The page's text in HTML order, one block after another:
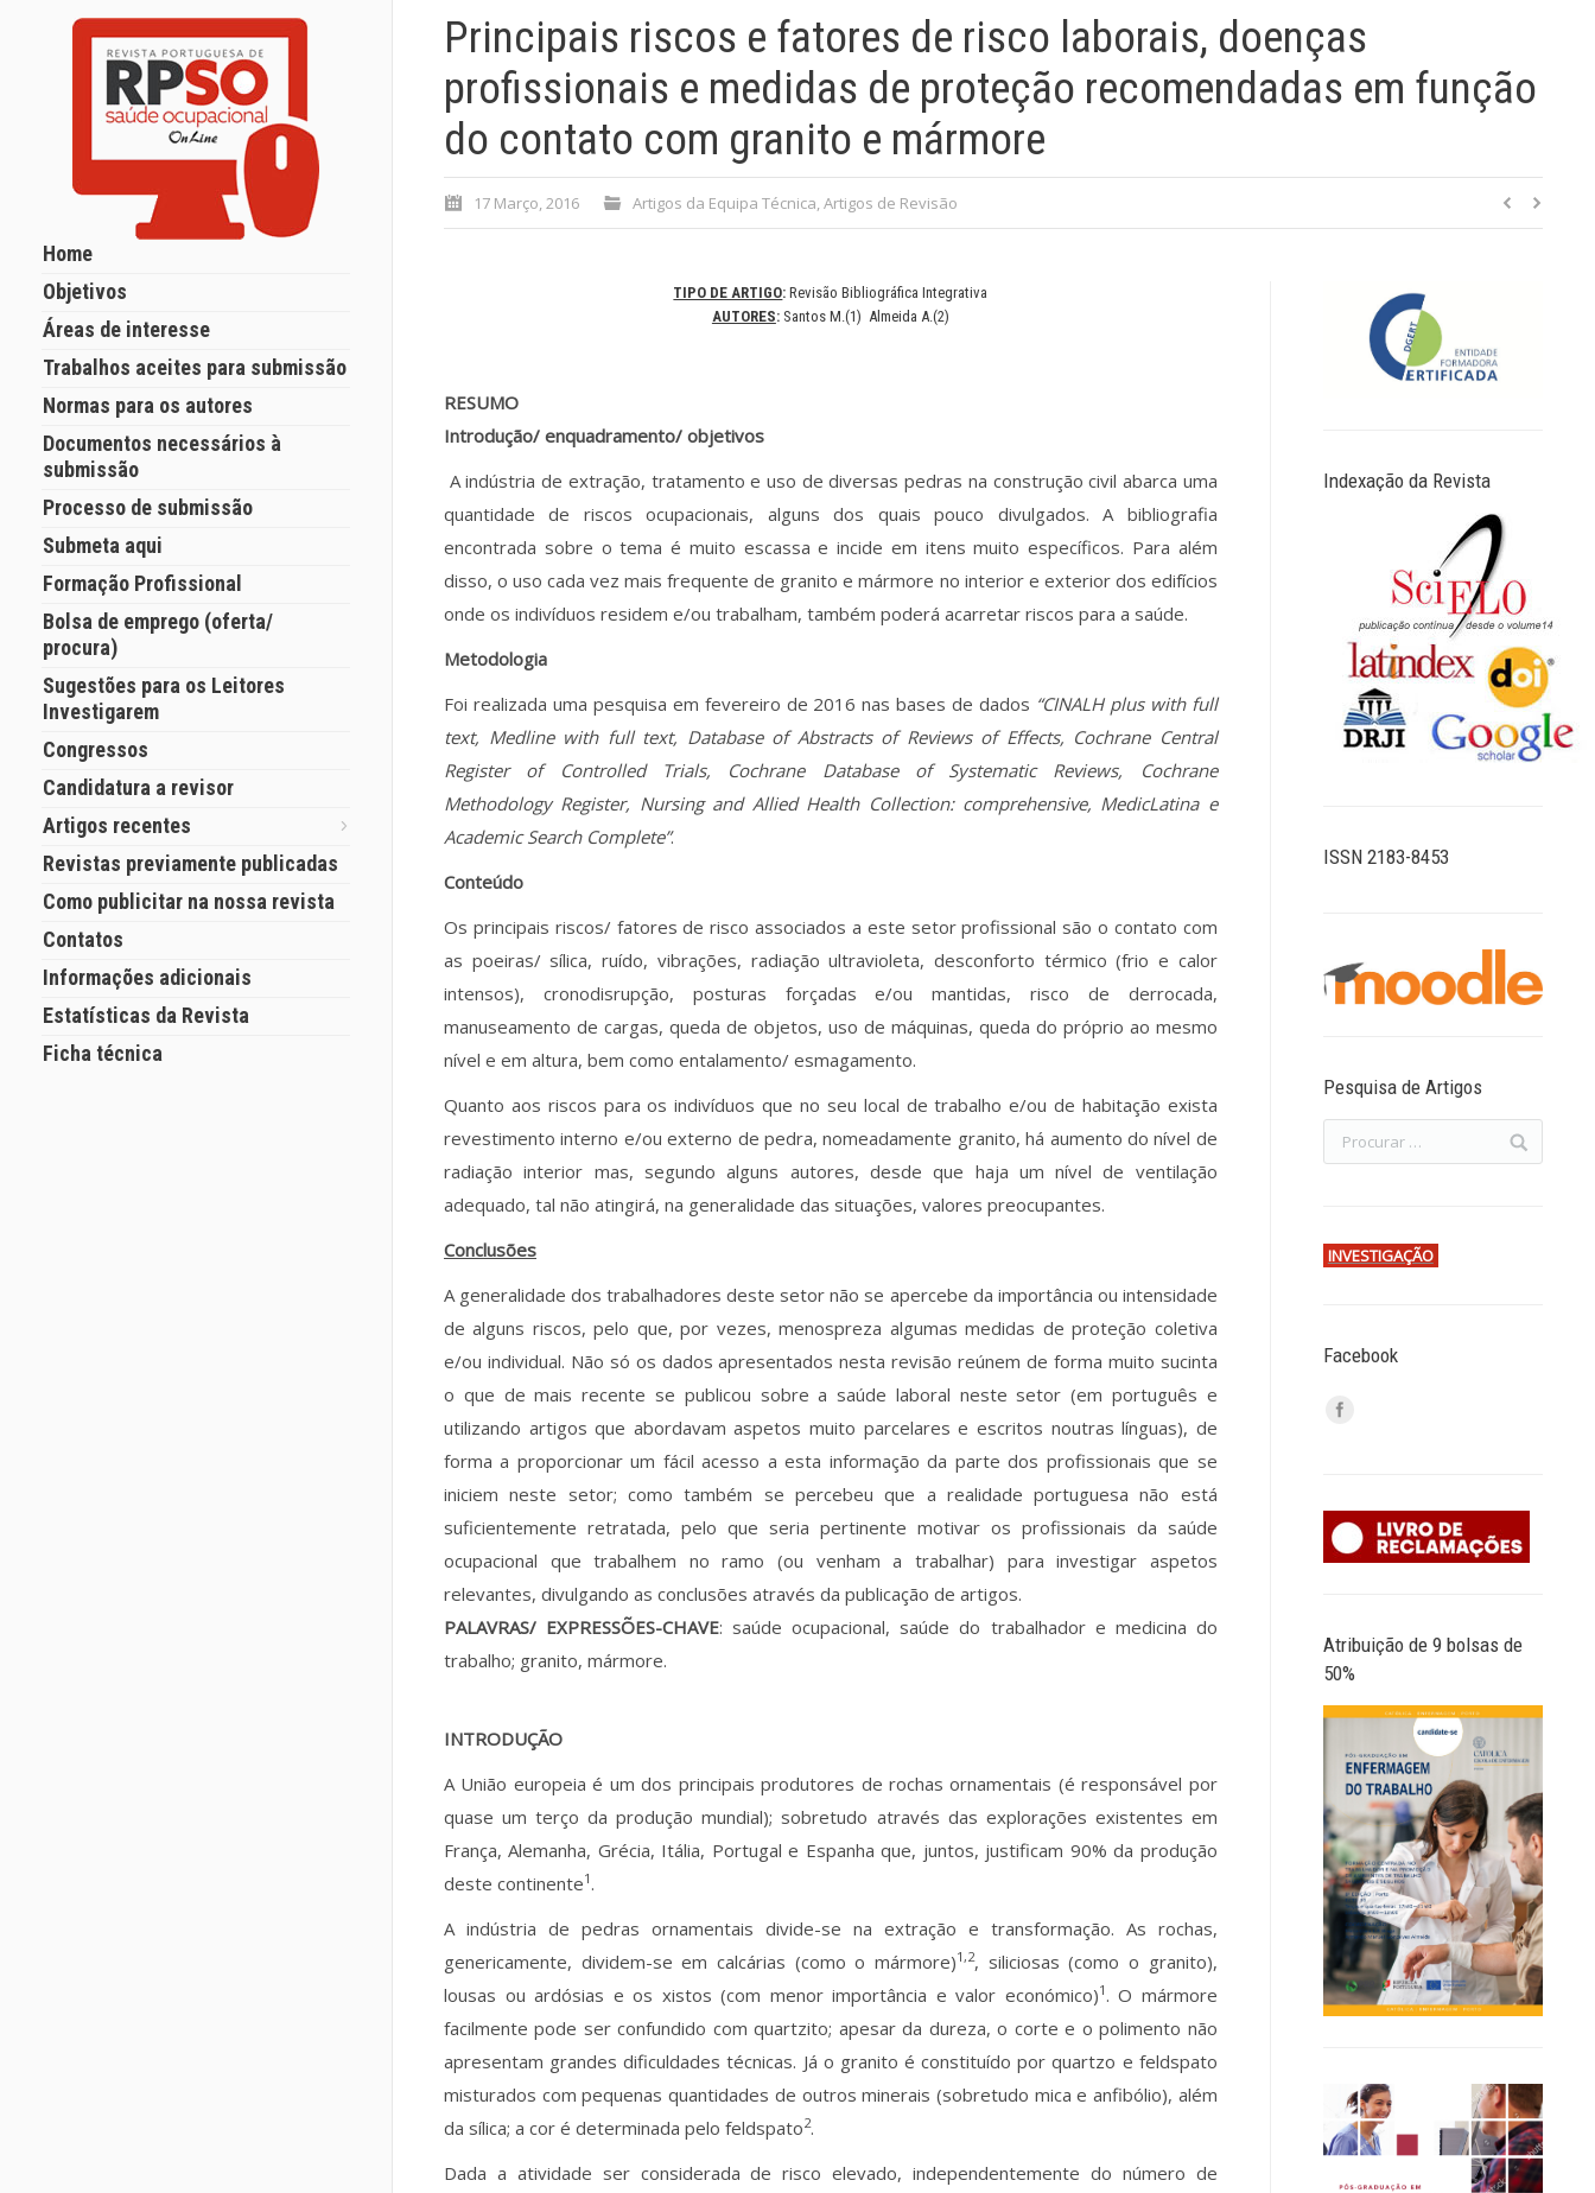
Home
Objetivos
Áreas de interesse
Trabalhos aceites para submissão
Normas para os autores
Documentos necessários à
submissão
Processo de submissão
Submeta aqui
Formação Profissional
Bolsa de emprego (oferta/
procura)
Sugestões para os Leitores
Investigarem
Congressos
Candidatura a revisor
Artigos recentes
Revistas previamente publicadas
Como publicitar na nossa revista
Contatos
Informações adicionais
Estatísticas da Revista
Ficha técnica
Principais riscos e fatores de risco laborais, doenças
profissionais e medidas de proteção recomendadas em função
do contato com granito e mármore
17 Março, 2016 Artigos da Equipa Técnica,Artigos de Revisão
TIPO DE ARTIGO:Revisão Bibliográfica Integrativa
AUTORES: Santos M.(1) Almeida A.(2)
RESUMO
Introdução/ enquadramento/ objetivos
A indústria de extração, tratamento e uso de diversas pedras na construção civil abarca uma
quantidade de riscos ocupacionais, alguns dos quais pouco divulgados. A bibliografia
encontrada sobre o tema é muito escassa e incide em itens muito específicos. Para além
disso, o uso cada vez mais frequente de granito e mármore no interior e exterior dos edifícios
onde os indivíduos residem e/ou trabalham, também poderá acarretar riscos para a saúde.
Metodologia
Foi realizada uma pesquisa em fevereiro de 2016 nas bases de dados “CINALH plus with full
text, Medline with full text, Database of Abstracts of Reviews of Effects, Cochrane Central
Register of Controlled Trials, Cochrane Database of Systematic Reviews, Cochrane
Methodology Register, Nursing and Allied Health Collection: comprehensive, MedicLatina e
Academic Search Complete”.
Conteúdo
Os principais riscos/ fatores de risco associados a este setor profissional são o contato com
as poeiras/ sílica, ruído, vibrações, radiação ultravioleta, desconforto térmico (frio e calor
intensos), cronodisrupção, posturas forçadas e/ou mantidas, risco de derrocada,
manuseamento de cargas, queda de objetos, uso de máquinas, queda do próprio ao mesmo
nível e em altura, bem como entalamento/ esmagamento.
Quanto aos riscos para os indivíduos que no seu local de trabalho e/ou de habitação exista
revestimento interno e/ou externo de pedra, nomeadamente granito, há aumento do nível de
radiação interior mas, segundo alguns autores, desde que haja um nível de ventilação
adequado, tal não atingirá, na generalidade das situações, valores preocupantes.
Conclusões
A generalidade dos trabalhadores deste setor não se apercebe da importância ou intensidade
de alguns riscos, pelo que, por vezes, menospreza algumas medidas de proteção coletiva
e/ou individual. Não só os dados apresentados nesta revisão reúnem de forma muito sucinta
o que de mais recente se publicou sobre a saúde laboral neste setor (em português e
utilizando artigos que abordavam aspetos muito parcelares e escritos noutras línguas), de
forma a proporcionar um fácil acesso a esta informação da parte dos profissionais que se
iniciem neste setor; como também se percebeu que a realidade portuguesa não está
suficientemente retratada, pelo que seria pertinente motivar os profissionais da saúde
ocupacional que trabalhem no ramo (ou venham a trabalhar) para investigar aspetos
relevantes, divulgando as conclusões através da publicação de artigos.
PALAVRAS/ EXPRESSÕES-CHAVE: saúde ocupacional, saúde do trabalhador e medicina do
trabalho; granito, mármore.
INTRODUÇÃO
A União europeia é um dos principais produtores de rochas ornamentais (é responsável por
quase um terço da produção mundial); sobretudo através das explorações existentes em
França, Alemanha, Grécia, Itália, Portugal e Espanha que, juntos, justificam 90% da produção
deste continente1.
A indústria de pedras ornamentais divide-se na extração e transformação. As rochas,
genericamente, dividem-se em calcárias (como o mármore)1,2, siliciosas (como o granito),
lousas ou ardósias e os xistos (com menor importância e valor económico)1. O mármore
facilmente pode ser confundido com quartzito; apesar da dureza, o corte e o polimento não
apresentam grandes dificuldades técnicas. Já o granito é constituído por quartzo e feldspato
misturados com pequenas quantidades de outros minerais (sobretudo mica e anfibólio), além
da sílica; a cor é determinada pelo feldspato2.
Dada a atividade ser considerada de risco elevado, independentemente do número de
Indexação da Revista
ISSN 2183-8453
Pesquisa de Artigos
INVESTIGAÇÃO
Facebook
Atribuição de 9 bolsas de
50%